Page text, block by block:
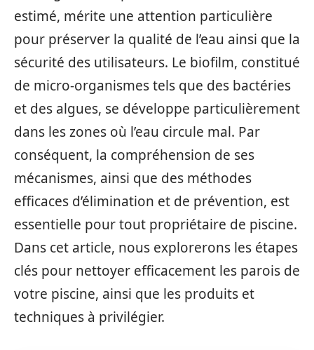
estimé, mérite une attention particulière
pour préserver la qualité de l’eau ainsi que la
sécurité des utilisateurs. Le biofilm, constitué
de micro-organismes tels que des bactéries
et des algues, se développe particulièrement
dans les zones où l’eau circule mal. Par
conséquent, la compréhension de ses
mécanismes, ainsi que des méthodes
efficaces d’élimination et de prévention, est
essentielle pour tout propriétaire de piscine.
Dans cet article, nous explorerons les étapes
clés pour nettoyer efficacement les parois de
votre piscine, ainsi que les produits et
techniques à privilégier.